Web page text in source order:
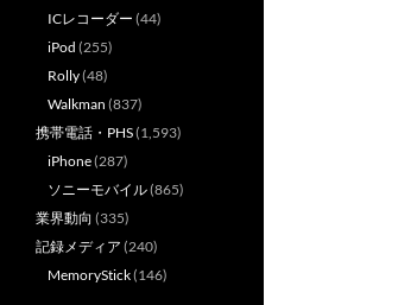
ICレコーダー (44)
iPod (255)
Rolly(48)
Walkman (837)
携帯電話・PHS(1,593)
iPhone(287)
ソニーモバイル(865)
業界動向 (335)
記録メディア (240)
MemoryStick(146)